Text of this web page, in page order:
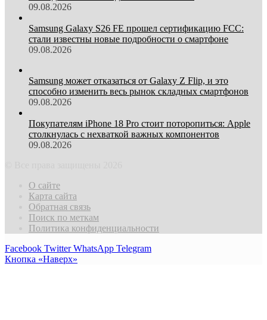
09.08.2026
Samsung Galaxy S26 FE прошел сертификацию FCC:
стали известны новые подробности о смартфоне
09.08.2026
Samsung может отказаться от Galaxy Z Flip, и это
способно изменить весь рынок складных смартфонов
09.08.2026
Покупателям iPhone 18 Pro стоит поторопиться: Apple
столкнулась с нехваткой важных компонентов
09.08.2026
О сайте
Карта сайта
Обратная связь
Поиск по меткам
Политика конфиденциальности
Facebook Twitter WhatsApp Telegram
Кнопка «Наверх»